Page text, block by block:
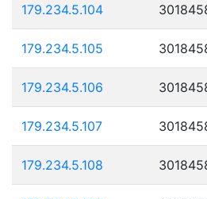
179.234.5.104
179.234.5.105
179.234.5.106
179.234.5.107
179.234.5.108